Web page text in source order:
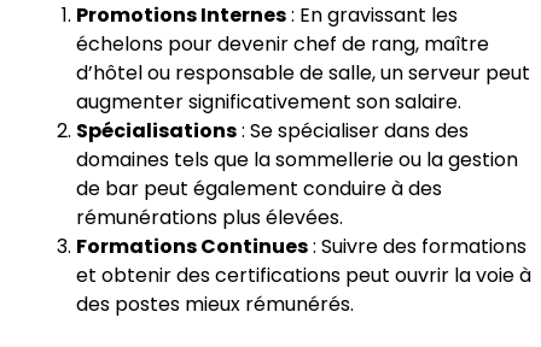
Promotions Internes: En gravissant les
échelons pour devenir chef de rang, maître
d’hôtel ou responsable de salle, un serveur peut
augmenter significativement son salaire.
Spécialisations: Se spécialiser dans des
domaines tels que la sommellerie ou la gestion
de bar peut également conduire à des
rémunérations plus élevées.
Formations Continues: Suivre des formations
et obtenir des certifications peut ouvrir la voie à
des postes mieux rémunérés.